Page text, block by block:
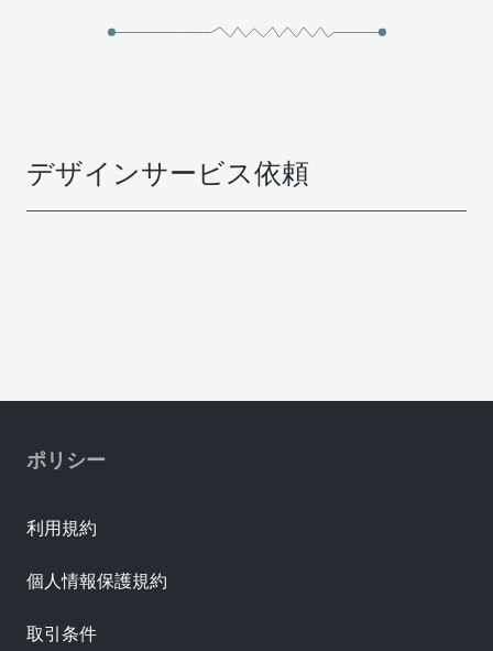
デザインサービス依頼
ポリシー
利用規約
個人情報保護規約
取引条件